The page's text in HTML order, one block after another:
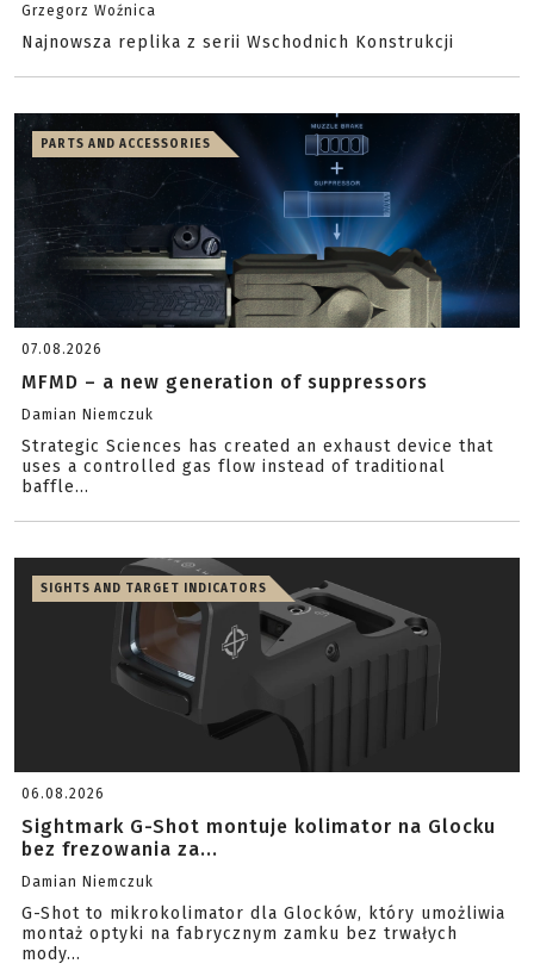
Grzegorz Woźnica
Najnowsza replika z serii Wschodnich Konstrukcji
PARTS AND ACCESSORIES
07.08.2026
MFMD – a new generation of suppressors
Damian Niemczuk
Strategic Sciences has created an exhaust device that
uses a controlled gas flow instead of traditional
baffle...
SIGHTS AND TARGET INDICATORS
06.08.2026
Sightmark G-Shot montuje kolimator na Glocku
bez frezowania za...
Damian Niemczuk
G-Shot to mikrokolimator dla Glocków, który umożliwia
montaż optyki na fabrycznym zamku bez trwałych
mody...